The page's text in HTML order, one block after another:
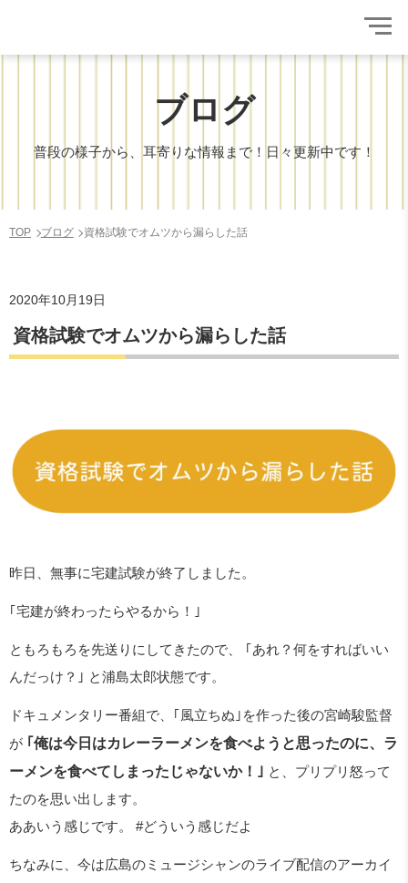
ブログ
普段の様子から、耳寄りな情報まで！日々更新中です！
TOP ブログ 資格試験でオムツから漏らした話
2020年10月19日
資格試験でオムツから漏らした話
昨日、無事に宅建試験が終了しました。
｢宅建が終わったらやるから！｣
ともろもろを先送りにしてきたので、 ｢あれ？何をすればいい
んだっけ？｣ と浦島太郎状態です。
ドキュメンタリー番組で、｢風立ちぬ｣を作った後の宮崎駿監督
が ｢俺は今日はカレーラーメンを食べようと思ったのに、ラ
ーメンを食べてしまったじゃないか！｣ と、プリプリ怒って
たのを思い出します。
ああいう感じです。 #どういう感じだよ
ちなみに、今は広島のミュージシャンのライブ配信のアーカイ